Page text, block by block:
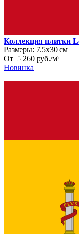
Коллекция плитки
Размеры: 7.5х30 см
От 5 260 руб./м²
Новинка